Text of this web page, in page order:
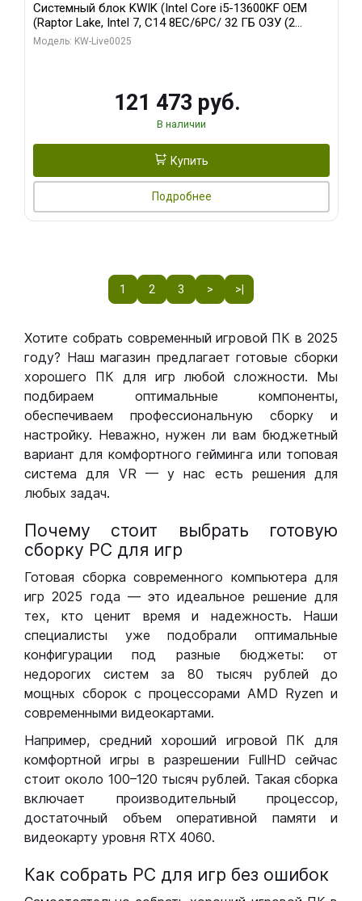
Системный блок KWIK (Intel Core i5-13600KF OEM
(Raptor Lake, Intel 7, C14 8EC/6PC/ 32 ГБ ОЗУ (2
модуля)/ Gigabyte RTX5060 WINDFORCE OC 8GB
Модель: KW-Live0025
121 473 руб.
В наличии
Купить
Подробнее
1 2 3 > >|
Хотите собрать современный игровой ПК в 2025
году? Наш магазин предлагает готовые сборки
хорошего ПК для игр любой сложности. Мы
подбираем оптимальные компоненты,
обеспечиваем профессиональную сборку и
настройку. Неважно, нужен ли вам бюджетный
вариант для комфортного гейминга или топовая
система для VR — у нас есть решения для
любых задач.
Почему стоит выбрать готовую
сборку РС для игр
Готовая сборка современного компьютера для
игр 2025 года — это идеальное решение для
тех, кто ценит время и надежность. Наши
специалисты уже подобрали оптимальные
конфигурации под разные бюджеты: от
недорогих систем за 80 тысяч рублей до
мощных сборок с процессорами AMD Ryzen и
современными видеокартами.
Например, средний хороший игровой ПК для
комфортной игры в разрешении FullHD сейчас
стоит около 100–120 тысяч рублей. Такая сборка
включает производительный процессор,
достаточный объем оперативной памяти и
видеокарту уровня RTX 4060.
Как собрать РС для игр без ошибок